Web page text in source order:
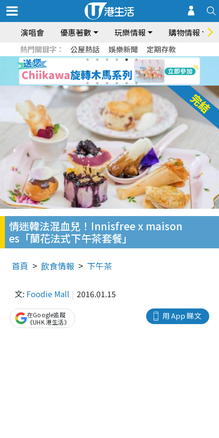
演唱會 優惠著數 玩樂情報 購物情報
熱門關鍵字： 公屋熱話 娛樂新聞 定期存款
情迷韓法混血兒！Innisfree x maison
es「蘭花法式下午茶套餐」
首頁 飲食情報 下午茶
文: Foodie Mall 2016.01.15
用 App 睇文
在Google追蹤
《UHK 港生活》